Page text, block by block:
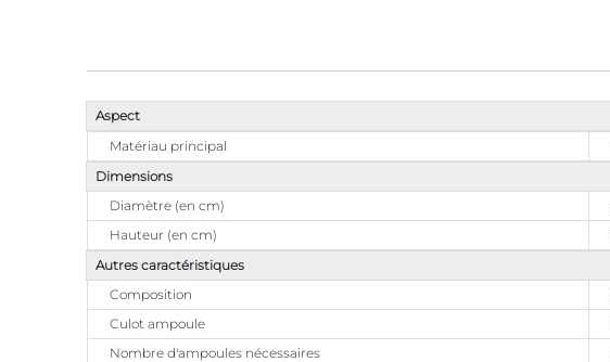
Aspect
Matériau principal
Dimensions
Diamètre (en cm)
Hauteur (en cm)
Autres caractéristiques
Composition
Culot ampoule
Nombre d'ampoules nécessaires